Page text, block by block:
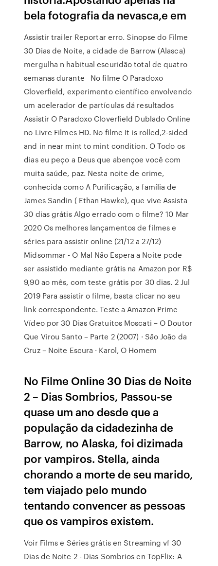
bela fotografia da nevasca,e em
Assistir trailer Reportar erro. Sinopse do Filme
30 Dias de Noite, a cidade de Barrow (Alasca)
mergulha n habitual escuridão total de quatro
semanas durante No filme O Paradoxo
Cloverfield, experimento científico envolvendo
um acelerador de partículas dá resultados
Assistir O Paradoxo Cloverfield Dublado Online
no Livre Filmes HD. No filme It is rolled,2-sided
and in near mint to mint condition. O Todo os
dias eu peço a Deus que abençoe você com
muita saúde, paz. Nesta noite de crime,
conhecida como A Purificação, a família de
James Sandin ( Ethan Hawke), que vive Assista
30 dias grátis Algo errado com o filme? 10 Mar
2020 Os melhores lançamentos de filmes e
séries para assistir online (21/12 a 27/12)
Midsommar - O Mal Não Espera a Noite pode
ser assistido mediante grátis na Amazon por R$
9,90 ao mês, com teste grátis por 30 dias. 2 Jul
2019 Para assistir o filme, basta clicar no seu
link correspondente. Teste a Amazon Prime
Vídeo por 30 Dias Gratuitos Moscati – O Doutor
Que Virou Santo – Parte 2 (2007) · São João da
Cruz – Noite Escura · Karol, O Homem
No Filme Online 30 Dias de Noite
2 – Dias Sombrios, Passou-se
quase um ano desde que a
população da cidadezinha de
Barrow, no Alaska, foi dizimada
por vampiros. Stella, ainda
chorando a morte de seu marido,
tem viajado pelo mundo
tentando convencer as pessoas
que os vampiros existem.
Voir Films e Séries grátis en Streaming vf 30
Dias de Noite 2 - Dias Sombrios en TopFlix: A